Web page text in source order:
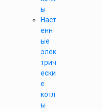
ы
Наст
енн
ые
элек
трич
ески
е
котл
ы